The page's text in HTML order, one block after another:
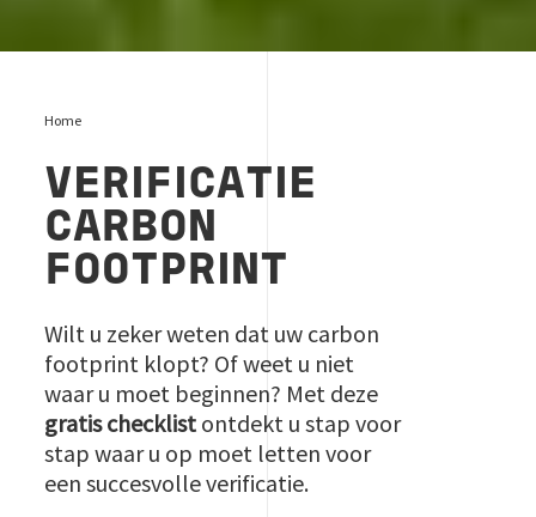
Home
VERIFICATIE
CARBON
FOOTPRINT
Wilt u zeker weten dat uw carbon
footprint klopt? Of weet u niet
waar u moet beginnen? Met deze
gratis checklist ontdekt u stap voor
stap waar u op moet letten voor
een succesvolle verificatie.